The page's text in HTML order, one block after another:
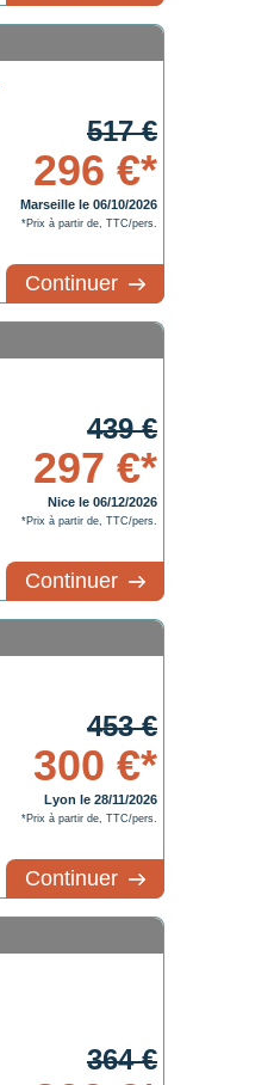
517 €
296 €*
Marseille le 06/10/2026
*Prix à partir de, TTC/pers.
Continuer
439 €
297 €*
Nice le 06/12/2026
*Prix à partir de, TTC/pers.
Continuer
453 €
300 €*
Lyon le 28/11/2026
*Prix à partir de, TTC/pers.
Continuer
364 €